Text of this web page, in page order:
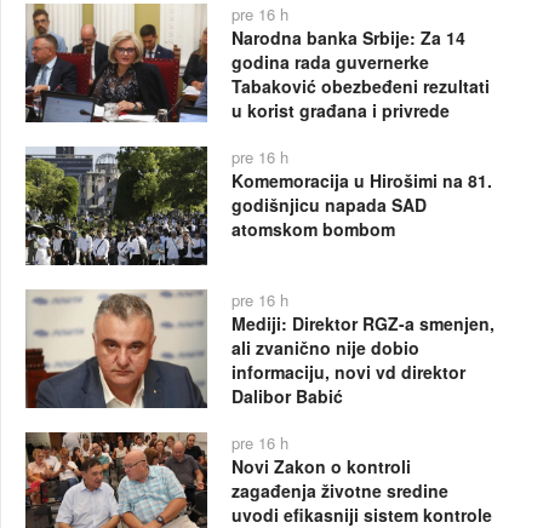
pre 16 h
Narodna banka Srbije: Za 14
godina rada guvernerke
Tabaković obezbeđeni rezultati
u korist građana i privrede
pre 16 h
Komemoracija u Hirošimi na 81.
godišnjicu napada SAD
atomskom bombom
pre 16 h
Mediji: Direktor RGZ-a smenjen,
ali zvanično nije dobio
informaciju, novi vd direktor
Dalibor Babić
pre 16 h
Novi Zakon o kontroli
zagađenja životne sredine
uvodi efikasniji sistem kontrole